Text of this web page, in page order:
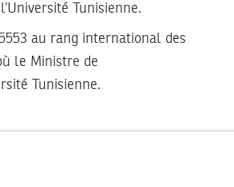
Tunisienne.
au rang international des
le Ministre de
Tunisienne.